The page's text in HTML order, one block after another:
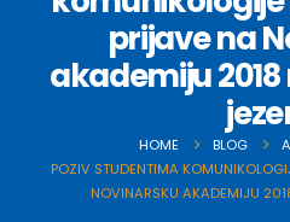
prijave na
akademiju
HOME BLOG
POZIV STUDENTIMA
NOVINARSKU AKADEMIJU